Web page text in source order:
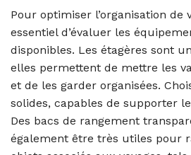
Pour optimiser l’organisation de
essentiel d’évaluer les
disponibles. Les étagères sont
elles permettent de mettre les
et de les garder organisées.
solides, capables de supporter
Des bacs de rangement
également être très utiles pour